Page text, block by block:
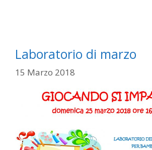
Laboratorio di marzo
15 Marzo 2018